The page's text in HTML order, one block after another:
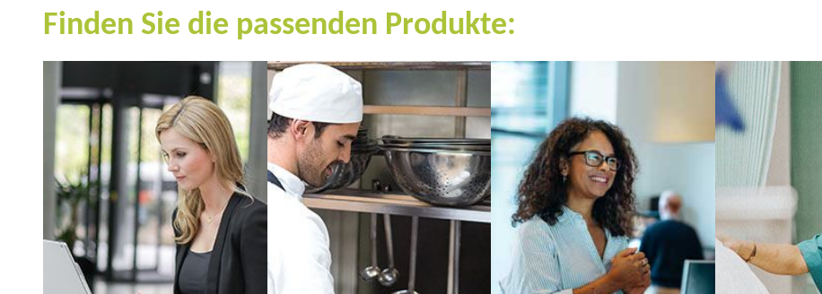
Finden Sie die passenden Produkte: